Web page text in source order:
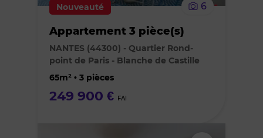
Nouveauté 6
Appartement 3 pièce(s)
NANTES (44300) - Quartier Rond-
point de Paris - Blanche de Castille
65m² • 3 pièces
249 900 € FAI